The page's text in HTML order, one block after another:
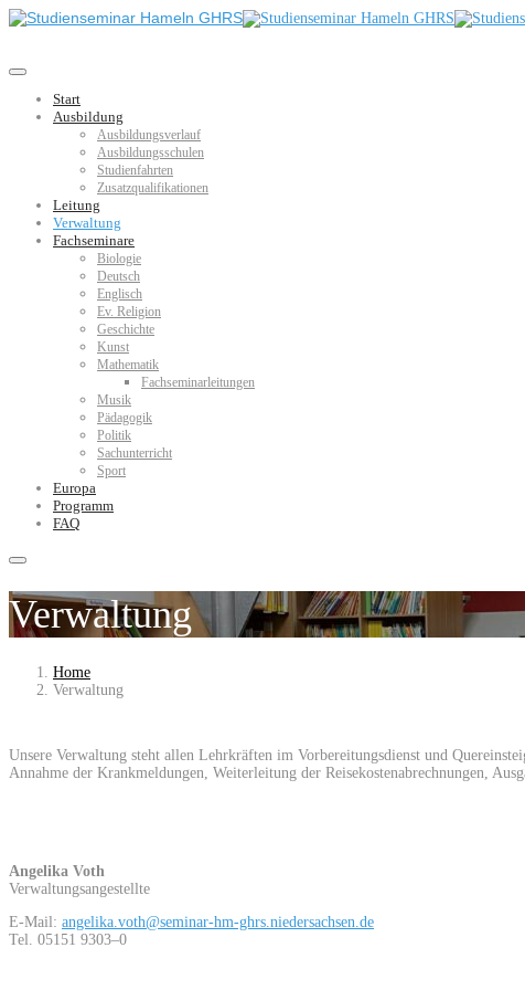
Start
Ausbildung
Ausbildungsverlauf
Ausbildungsschulen
Studienfahrten
Zusatzqualifikationen
Leitung
Verwaltung
Fachseminare
Biologie
Deutsch
Englisch
Ev. Religion
Geschichte
Kunst
Mathematik
Fachseminarleitungen
Musik
Pädagogik
Politik
Sachunterricht
Sport
Europa
Programm
FAQ
Verwaltung
Home
Verwaltung
Unsere Verwaltung steht allen Lehrkräften im Vorbereitungsdienst und
Annahme der Krankmeldungen, Weiterleitung der Reisekostenabrechnungen,
Angelika Voth
Verwaltungsangestellte
E-Mail: angelika.voth@seminar-hm-ghrs.niedersachsen.de
Tel. 05151 9303–0